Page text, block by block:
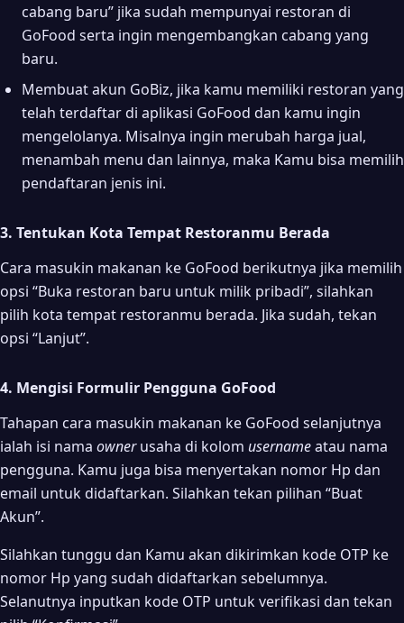
cabang baru” jika sudah mempunyai restoran di
GoFood serta ingin mengembangkan cabang yang
baru.
Membuat akun GoBiz, jika kamu memiliki restoran yang
telah terdaftar di aplikasi GoFood dan kamu ingin
mengelolanya. Misalnya ingin merubah harga jual,
menambah menu dan lainnya, maka Kamu bisa memilih
pendaftaran jenis ini.
3. Tentukan Kota Tempat Restoranmu Berada
Cara masukin makanan ke GoFood berikutnya jika memilih
opsi “Buka restoran baru untuk milik pribadi”, silahkan
pilih kota tempat restoranmu berada. Jika sudah, tekan
opsi “Lanjut”.
4. Mengisi Formulir Pengguna GoFood
Tahapan cara masukin makanan ke GoFood selanjutnya
ialah isi nama ownerusaha di kolom usernameatau nama
pengguna. Kamu juga bisa menyertakan nomor Hp dan
email untuk didaftarkan. Silahkan tekan pilihan “Buat
Akun”.
Silahkan tunggu dan Kamu akan dikirimkan kode OTP ke
nomor Hp yang sudah didaftarkan sebelumnya.
Selanutnya inputkan kode OTP untuk verifikasi dan tekan